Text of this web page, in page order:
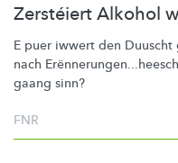
Zerstéiert Alkohol
E puer iwwert den
nach
gaang sinn?
FNR